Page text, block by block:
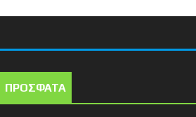
ΠΡΟΣΦΑΤΑ